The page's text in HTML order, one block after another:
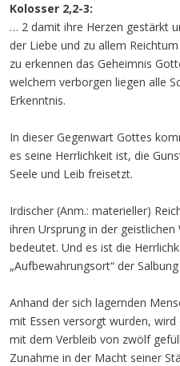
Kolosser 2,2-3:
… 2 damit ihre Herzen gestärkt
der Liebe und zu allem
zu erkennen das Geheimnis
welchem verborgen liegen alle
Erkenntnis.
In dieser Gegenwart Gottes
es seine Herrlichkeit ist, die
Seele und Leib freisetzt.
Irdischer (Anm.: materieller)
ihren Ursprung in der
bedeutet. Und es ist die
„Aufbewahrungsort“ der
Anhand der sich lagernden
mit Essen versorgt wurden, wird
mit dem Verbleib von zwölf
Zunahme in der Macht seiner